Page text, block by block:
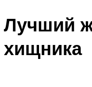
Лучший
хищника